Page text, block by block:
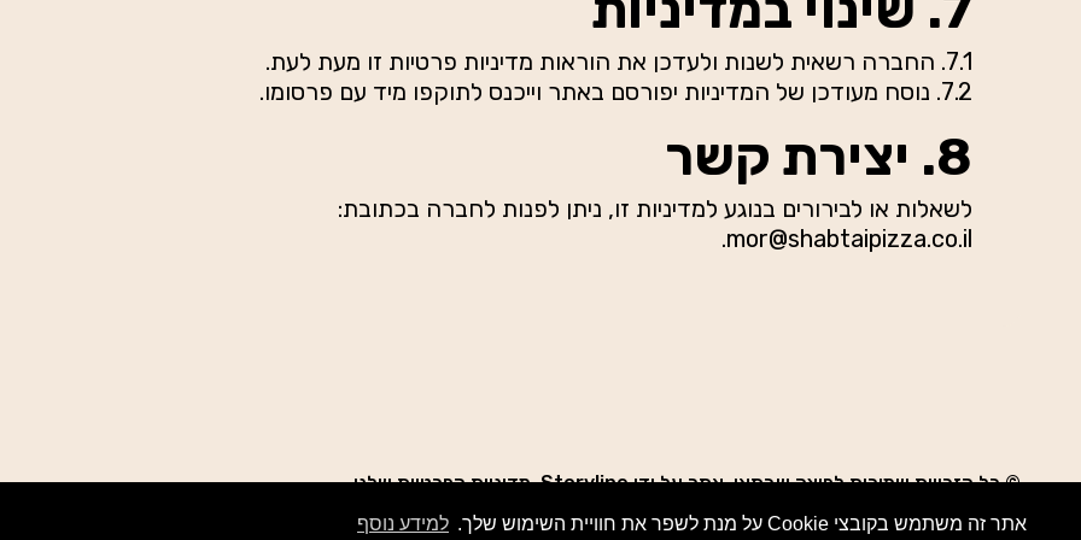
אתר זה משתמש בקובצי Cookie על מנת לשפר את חוויית השימוש שלך. למידע נוסף
7.1. החברה רשאית לשנות ולעדכן את הוראות מדיניות פרטיות זו מעת לעת.
7.2. נוסח מעודכן של המדיניות יפורסם באתר וייכנס לתוקפו מיד עם פרסומו.
8. יצירת קשר
לשאלות או לבירורים בנוגע למדיניות זו, ניתן לפנות לחברה בכתובת:
mor@shabtaipizza.co.il.
© כל הזכויות שמורות לפיצה שבתאי. אתר על ידיStoryline
.מדיניות הפרטיות שלנו.